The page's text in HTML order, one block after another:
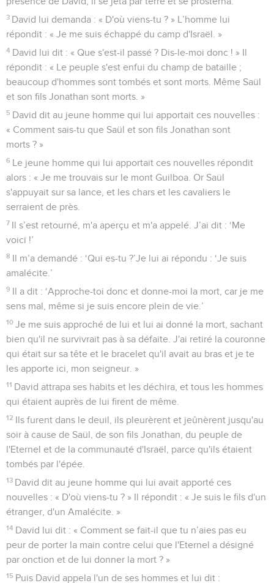
3 David lui demanda : « D'où viens-tu ? » L’homme lui
répondit : « Je me suis échappé du camp d'Israël. »
4 David lui dit : « Que s'est-il passé ? Dis-le-moi donc ! » Il
répondit : « Le peuple s'est enfui du champ de bataille ;
beaucoup d'hommes sont tombés et sont morts. Même Saül
et son fils Jonathan sont morts. »
5 David dit au jeune homme qui lui apportait ces nouvelles :
« Comment sais-tu que Saül et son fils Jonathan sont
morts ? »
6 Le jeune homme qui lui apportait ces nouvelles répondit
alors : « Je me trouvais sur le mont Guilboa. Or Saül
s'appuyait sur sa lance, et les chars et les cavaliers le
serraient de près.
7 Il s’est retourné, m'a aperçu et m'a appelé. J’ai dit : ‘Me
voici !’
8 Il m’a demandé : ‘Qui es-tu ?’Je lui ai répondu : ‘Je suis
amalécite.’
9 Il a dit : ‘Approche-toi donc et donne-moi la mort, car je me
sens mal, même si je suis encore plein de vie.’
10 Je me suis approché de lui et lui ai donné la mort, sachant
bien qu'il ne survivrait pas à sa défaite. J'ai retiré la couronne
qui était sur sa tête et le bracelet qu'il avait au bras et je te
les apporte ici, mon seigneur. »
11 David attrapa ses habits et les déchira, et tous les hommes
qui étaient auprès de lui firent de même.
12 Ils furent dans le deuil, ils pleurèrent et jeûnèrent jusqu'au
soir à cause de Saül, de son fils Jonathan, du peuple de
l'Eternel et de la communauté d'Israël, parce qu'ils étaient
tombés par l'épée.
13 David dit au jeune homme qui lui avait apporté ces
nouvelles : « D'où viens-tu ? » Il répondit : « Je suis le fils d'un
étranger, d'un Amalécite. »
14 David lui dit : « Comment se fait-il que tu n’aies pas eu
peur de porter la main contre celui que l'Eternel a désigné
par onction et de lui donner la mort ? »
15 Puis David appela l'un de ses hommes et lui dit :